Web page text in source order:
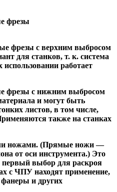
фрезы
фрезы с верхним выбросом
для станков, т. к. система
работает
фрезы с нижним выбросом
и могут быть
листов, в том числе,
также на станках
ножами. (Прямые ножи —
от оси инструмента.) Это
первый выбор для раскроя
с ЧПУ находят применение,
и других